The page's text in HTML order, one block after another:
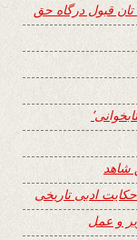
قبول درگاه حق
شاهد
ادبی تاریخی
و عمل